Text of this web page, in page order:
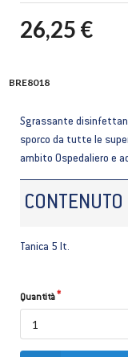
26,25 €
BRE8018
Sgrassante
sporco da tutte le
ambito Ospedaliero e ad
CONTENUTO
Tanica 5 lt.
Quantità